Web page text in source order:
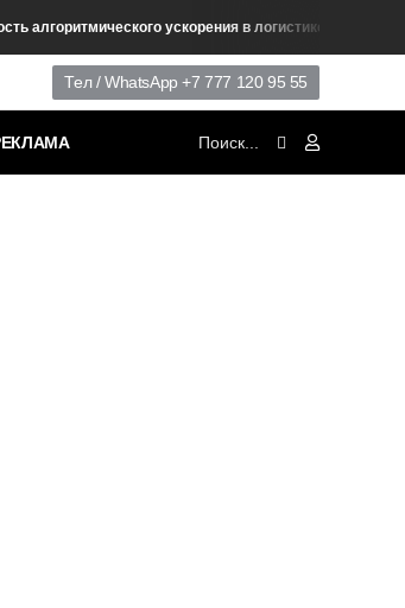
ускорения в логистике
Тел / WhatsApp +7 777 120 95 55